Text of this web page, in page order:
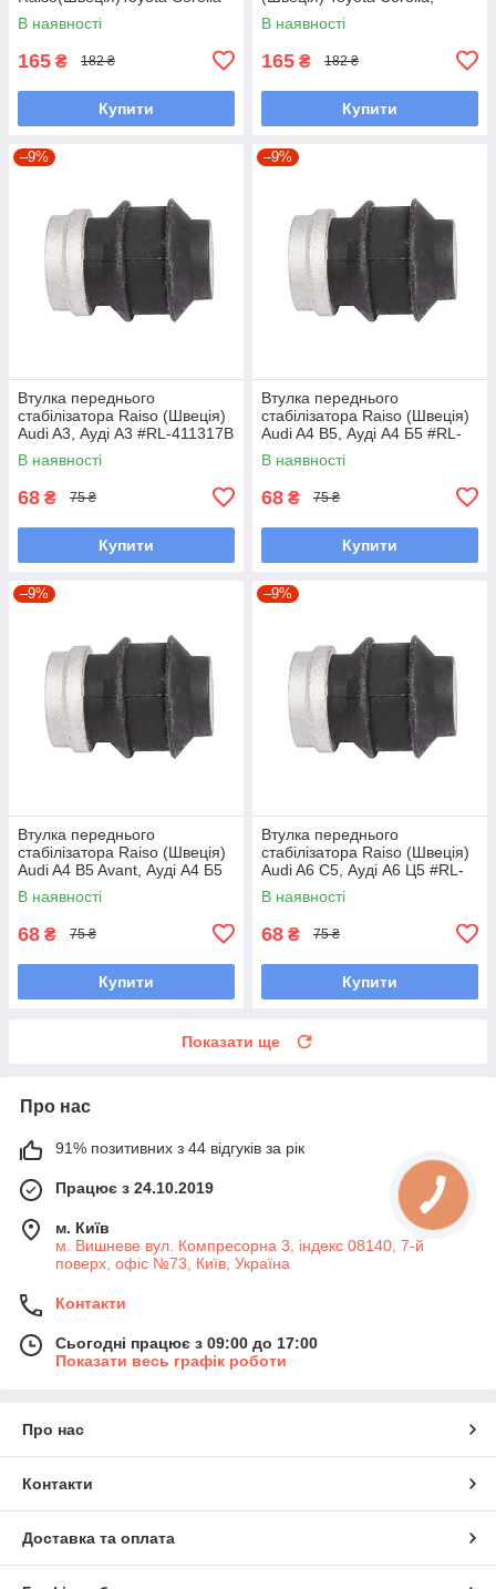
Station Wagon, Королла#RL-
486120H UAUVYGN7
В наявності
165 ₴ 182 ₴
Купити
Тойота Королла #RL-
486120H UAMCXAB7
В наявності
165 ₴ 182 ₴
Купити
–9%
Втулка переднього
стабілізатора Raiso (Швеція)
Audi A3, Ауді А3 #RL-411317B
UAHPZIJ7
В наявності
68 ₴ 75 ₴
Купити
–9%
Втулка переднього
стабілізатора Raiso (Швеція)
Audi A4 B5, Ауді А4 Б5 #RL-
411317B UAKKOAX7
В наявності
68 ₴ 75 ₴
Купити
–9%
Втулка переднього
стабілізатора Raiso (Швеція)
Audi A4 B5 Avant, Ауді А4 Б5
#RL-411317B UAKKOAX7
В наявності
68 ₴ 75 ₴
Купити
–9%
Втулка переднього
стабілізатора Raiso (Швеція)
Audi A6 C5, Ауді А6 Ц5 #RL-
411317B UAGHRKF7
В наявності
68 ₴ 75 ₴
Купити
Показати ще
Про нас
91% позитивних з 44 відгуків за рік
Працює з 24.10.2019
м. Київ
м. Вишневе вул. Компресорна 3, індекс 08140, 7-й
поверх, офіс №73, Київ, Україна
Контакти
Сьогодні працює з 09:00 до 17:00
Показати весь графік роботи
Про нас
Контакти
Доставка та оплата